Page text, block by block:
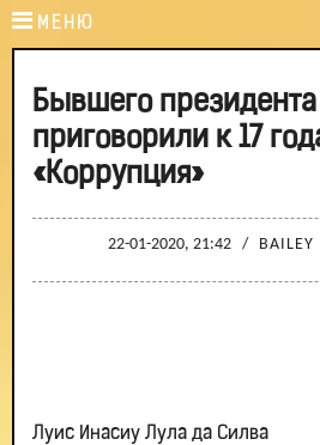
МЕНЮ
Бывшего
приговорили к 17
«Коррупция»
22-01-2020, 21:42 / BAILEY
Луис Инасиу Лула да Силва